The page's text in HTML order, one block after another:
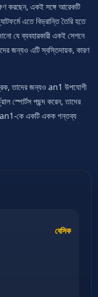
করছেন, একই সঙ্গে আরেকটি
এতে বিভ্রান্তি তৈরি হতে
যে ব্যবহারকারী একই সেশনে
জন্যও এটি স্বস্তিদায়ক, কারণ
তাদের জন্যও an1 উপযোগী
স্পোর্টস পছন্দ করেন, তাদের
an1-কে একটি একক গন্তব্য
বেসিক